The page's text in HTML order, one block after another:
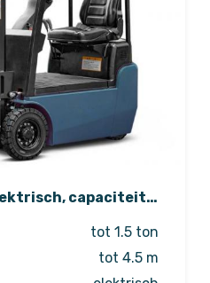
capaciteit
tot 1.5 ton
tot 4.5 m